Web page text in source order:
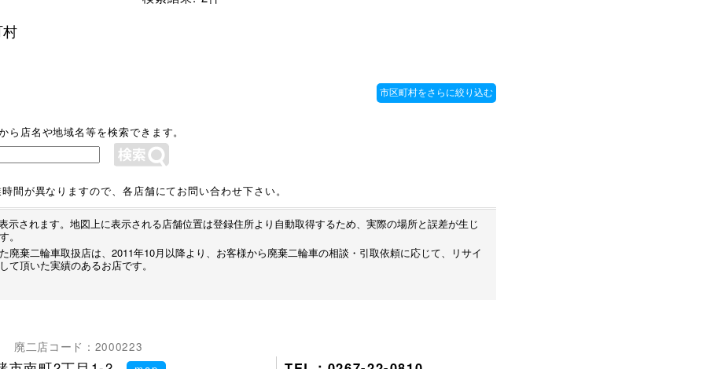
ら店名や地域名等を検索できます。
間が異なりますので、各店舗にてお問い合わせ下さい。
示されます。地図上に表示される店舗位置は登録住所より自動取得するため、実際の場所と誤差が生じ
。
廃棄二輪車取扱店は、2011年10月以降より、お客様から廃棄二輪車の相談・引取依頼に応じて、リサイ
て頂いた実績のあるお店です。
廃二店コード：2000223